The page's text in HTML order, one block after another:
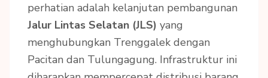
perhatian adalah kelanjutan pembangunan
Jalur Lintas Selatan (JLS) yang
menghubungkan Trenggalek dengan
Pacitan dan Tulungagung. Infrastruktur ini